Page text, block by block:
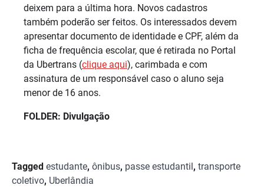
deixem para a última hora. Novos cadastros
também poderão ser feitos. Os interessados devem
apresentar documento de identidade e CPF, além da
ficha de frequência escolar, que é retirada no Portal
da Ubertrans (clique aqui), carimbada e com
assinatura de um responsável caso o aluno seja
menor de 16 anos.
FOLDER: Divulgação
Tagged estudante, ônibus, passe estudantil, transporte
coletivo, Uberlândia